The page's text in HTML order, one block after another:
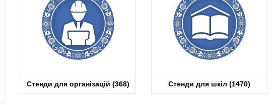
Стенди для організацій (368) Стенди для шкіл (1470)